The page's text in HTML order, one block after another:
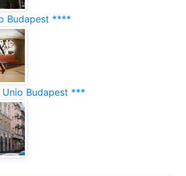
Budapest ****
Budapest ***